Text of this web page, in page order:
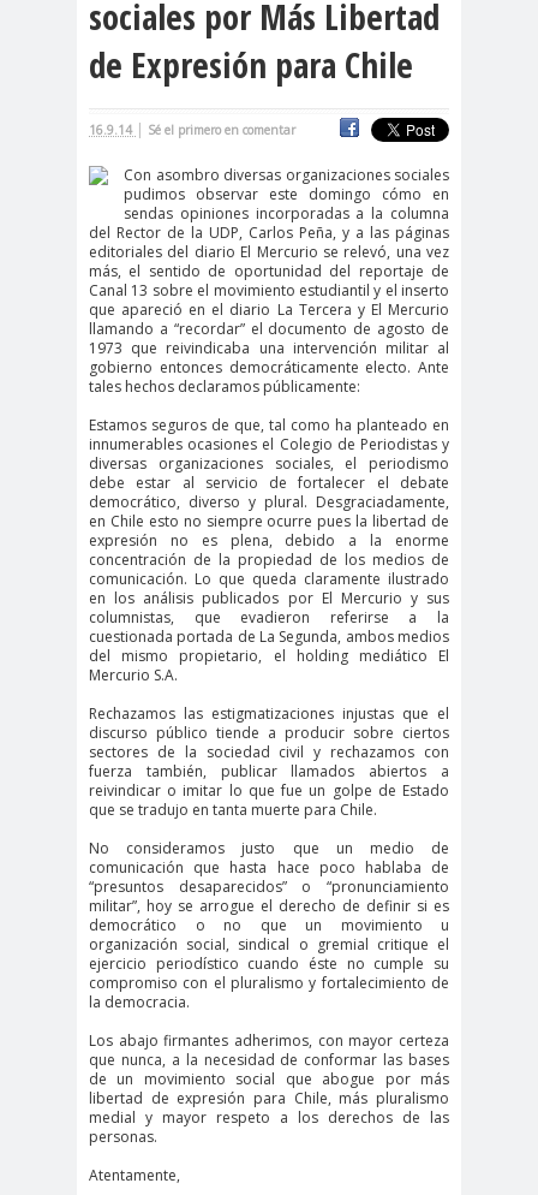
cación
#DerechosFundam
#Destaca
#Destacado
#Importante
#Destacado #Importante
#Noticias #Asamblea
#Colegiodeperiodistas
#Destacado #Importante
#Noticias #CongresoNacional
#Colegiodeperiodistas
#Destacado #Importante
#Noticias #Elecciones
#CandidaturasConsejoNacional
#Colegiodeperiodistas
#Destacado #Importante
#Noticias #Elecciones
#Colegiodeperiodistas
#Eleccion
es
#Elecciones2
024
ial
Font
#Géner
o
#GéneroYDD
HH
#Importan
te
#Importante #Noticias
#Asamblea
#Colegiodeperiodistas
#InformarNoEs
Delito
#LibertadDePr
ensa
#MediosNoSexi
#Mega
dia
#noticia
s
#Noticias #Asamblea
#Colegiodeperiodistas
sociales por Más Libertad
de Expresión para Chile
16.9.14 | Sé el primero en comentar
Con asombro diversas organizaciones sociales
pudimos observar este domingo cómo en
sendas opiniones incorporadas a la columna
del Rector de la UDP, Carlos Peña, y a las páginas
editoriales del diario El Mercurio se relevó, una vez
más, el sentido de oportunidad del reportaje de
Canal 13 sobre el movimiento estudiantil y el inserto
que apareció en el diario La Tercera y El Mercurio
llamando a “recordar” el documento de agosto de
1973 que reivindicaba una intervención militar al
gobierno entonces democráticamente electo. Ante
tales hechos declaramos públicamente:
Estamos seguros de que, tal como ha planteado en
innumerables ocasiones el Colegio de Periodistas y
diversas organizaciones sociales, el periodismo
debe estar al servicio de fortalecer el debate
democrático, diverso y plural. Desgraciadamente,
en Chile esto no siempre ocurre pues la libertad de
expresión no es plena, debido a la enorme
concentración de la propiedad de los medios de
comunicación. Lo que queda claramente ilustrado
en los análisis publicados por El Mercurio y sus
columnistas, que evadieron referirse a la
cuestionada portada de La Segunda, ambos medios
del mismo propietario, el holding mediático El
Mercurio S.A.
Rechazamos las estigmatizaciones injustas que el
discurso público tiende a producir sobre ciertos
sectores de la sociedad civil y rechazamos con
fuerza también, publicar llamados abiertos a
reivindicar o imitar lo que fue un golpe de Estado
que se tradujo en tanta muerte para Chile.
No consideramos justo que un medio de
comunicación que hasta hace poco hablaba de
“presuntos desaparecidos” o “pronunciamiento
militar”, hoy se arrogue el derecho de definir si es
democrático o no que un movimiento u
organización social, sindical o gremial critique el
ejercicio periodístico cuando éste no cumple su
compromiso con el pluralismo y fortalecimiento de
la democracia.
Los abajo firmantes adherimos, con mayor certeza
que nunca, a la necesidad de conformar las bases
de un movimiento social que abogue por más
libertad de expresión para Chile, más pluralismo
medial y mayor respeto a los derechos de las
personas.
Atentamente,